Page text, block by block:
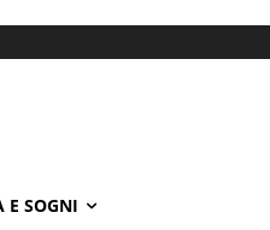
E SOGNI